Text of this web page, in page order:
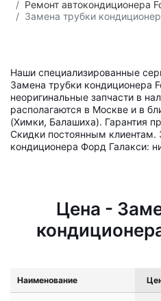
Ремонт автокондиционера
Замена трубки
Наши специализированные
Замена трубки кондиционера
неоригинальные запчасти в
располагаются в Москве и в
(Химки, Балашиха). Гарантия
Скидки постоянным клиентам.
кондиционера Форд Галакси:
Цена -
Наименование